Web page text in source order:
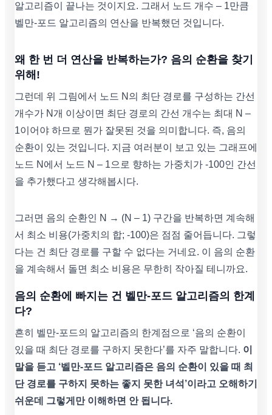
알고리즘이 끝나는 것이지요. 그래서 노드 개수 – 1만큼
벨만-포드 알고리즘의 연산을 반복했던 것입니다.
왜 한 번 더 연산을 반복하는가? 음의 순환을 찾기
위해!
그런데 위 그림에서 노드 N의 최단 경로를 구성하는 간선
개수가 N개 이상이면 최단 경로의 간선 개수는 최대 N –
1이어야 하므로 뭔가 잘못된 것을 의미합니다. 즉, 음의
순환이 있는 것입니다. 지금 여러분이 보고 있는 그래프에
노드 N에서 노드 N – 1으로 향하는 가중치가 -100인 간선
을 추가했다고 생각해봅시다.
그러면 음의 순환인 N → (N – 1) 구간을 반복하면 계속해
서 최소 비용(가중치의 합; -100)은 점점 줄어듭니다. 그렇
다는 건 최단 경로를 구할 수 없다는 거네요. 이 음의 순환
을 계속해서 돌면 최소 비용은 무한히 작아질 테니까요.
음의 순환에 빠지는 건 벨만-포드 알고리즘의 한계
다?
흔히 벨만-포드의 알고리즘의 한계점으로 ‘음의 순환이
있을 때 최단 경로를 구하지 못한다’를 자주 말합니다. 이
말을 듣고 ‘벨만-포드 알고리즘은 음의 순환이 있을 때 최
단 경로를 구하지 못하는 좋지 못한 녀석’이라고 오해하기
쉬운데 그렇게만 이해하면 안 됩니다.